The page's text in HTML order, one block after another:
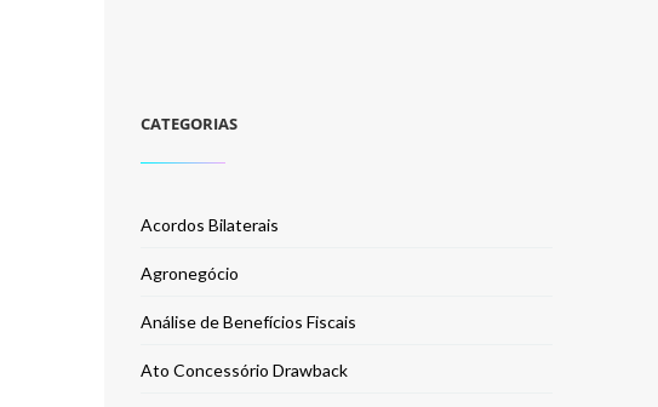
CATEGORIAS
Acordos Bilaterais
Agronegócio
Análise de Benefícios Fiscais
Ato Concessório Drawback